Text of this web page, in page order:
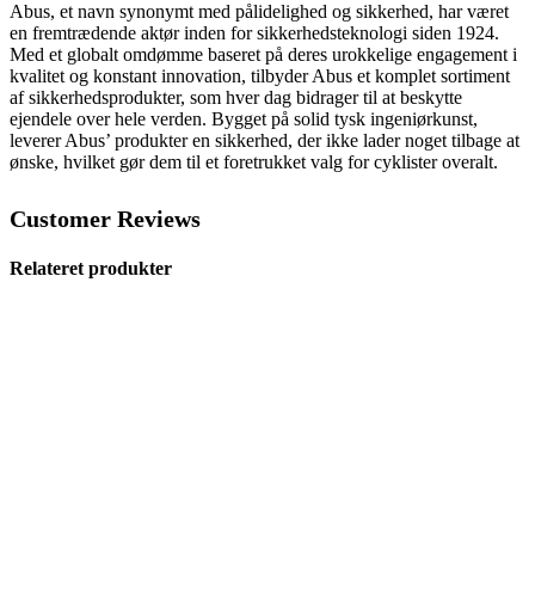
Abus, et navn synonymt med pålidelighed og sikkerhed, har været
en fremtrædende aktør inden for sikkerhedsteknologi siden 1924.
Med et globalt omdømme baseret på deres urokkelige engagement i
kvalitet og konstant innovation, tilbyder Abus et komplet sortiment
af sikkerhedsprodukter, som hver dag bidrager til at beskytte
ejendele over hele verden. Bygget på solid tysk ingeniørkunst,
leverer Abus’ produkter en sikkerhed, der ikke lader noget tilbage at
ønske, hvilket gør dem til et foretrukket valg for cyklister overalt.
Customer Reviews
Relateret produkter